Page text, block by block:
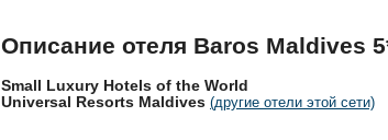
Описание отеля Baros Maldives
Small Luxury Hotels of the World
Universal Resorts Maldives (другие отели этой сети)